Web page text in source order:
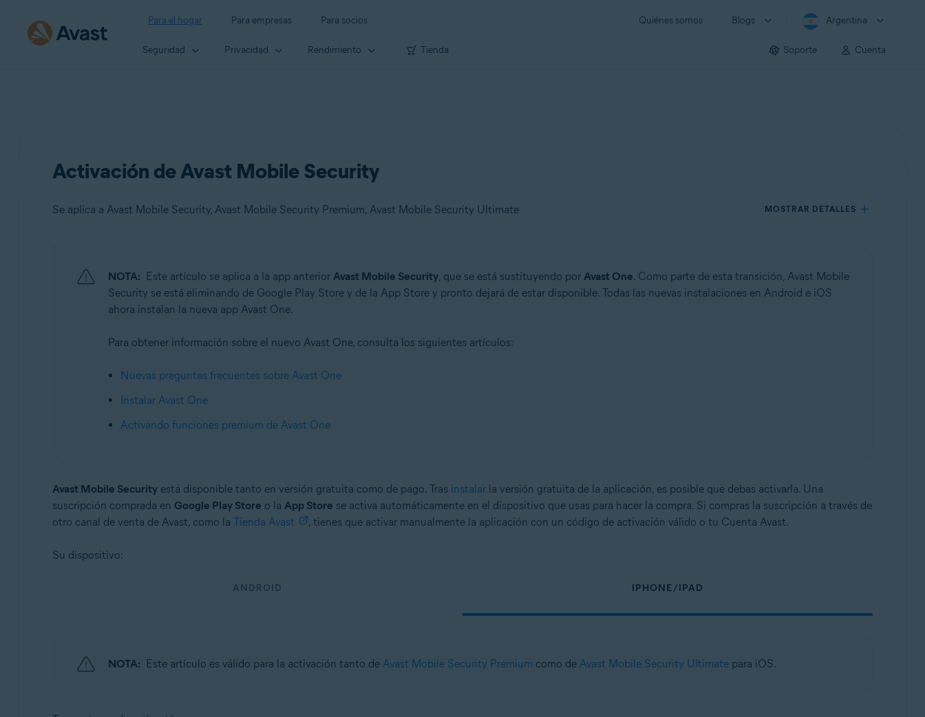
Para el hogar Para empresas Para socios Quiénes somos Blogs Argentina
Seguridad Privacidad Rendimiento Tienda Soporte Cuenta
Activación de Avast Mobile Security
Se aplica a Avast Mobile Security, Avast Mobile Security Premium, Avast Mobile Security Ultimate MOSTRAR DETALLES
Avast Mobile Security
Avast Mobile Security Premium
Android y iOS
NOTA: Este artículo se aplica a la app anterior Avast Mobile Security, que se está sustituyendo por Avast One. Como parte de esta transición, Avast Mobile
Security se está eliminando de Google Play Store y de la App Store y pronto dejará de estar disponible. Todas las nuevas instalaciones en Android e iOS
ahora instalan la nueva app Avast One.
Para obtener información sobre el nuevo Avast One, consulta los siguientes artículos:
Nuevas preguntas frecuentes sobre Avast One
Instalar Avast One
Activando funciones premium de Avast One
Avast Mobile Securityestá disponible tanto en versión gratuita como de pago. Tras instalarla versión gratuita de la aplicación, es posible que debas activarla. Una
suscripción comprada en Google Play Store o la App Store se activa automáticamente en el dispositivo que usas para hacer la compra. Si compras la suscripción a través de
otro canal de venta de Avast, como la Tienda Avast , tienes que activar manualmente la aplicación con un código de activación válido o tu Cuenta Avast.
Su dispositivo:
ANDROID IPHONE/IPAD
NOTA: Este artículo es válido para la activación tanto de Avast Mobile Security Premium como de Avast Mobile Security Ultimatepara iOS.